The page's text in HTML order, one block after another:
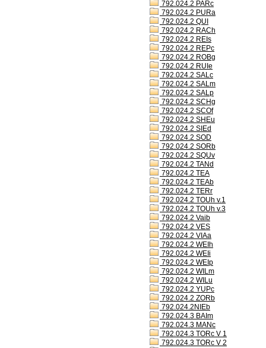
792.024.2 PARc
792.024.2 PURa
792.024.2 QUI
792.024.2 RACh
792.024.2 REIs
792.024.2 REPc
792.024.2 ROBg
792.024.2 RUIe
792.024.2 SALc
792.024.2 SALm
792.024.2 SALp
792.024.2 SCHg
792.024.2 SCOf
792.024.2 SHEu
792.024.2 SIEd
792.024.2 SOD
792.024.2 SORb
792.024.2 SQUv
792.024.2 TANd
792.024.2 TEA
792.024.2 TEAb
792.024.2 TERr
792.024.2 TOUh v.1
792.024.2 TOUh v.3
792.024.2 Vaib
792.024.2 VES
792.024.2 VIAa
792.024.2 WEIh
792.024.2 WEIi
792.024.2 WEIp
792.024.2 WILm
792.024.2 WILu
792.024.2 YUPc
792.024.2 ZORb
792.024.2NIEb
792.024.3 BAIm
792.024.3 MANc
792.024.3 TORc V 1
792.024.3 TORc V 2